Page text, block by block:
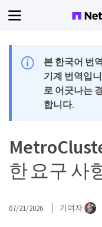
본 한국어 번
기계 번역입
로 어긋나는
합니다.
한 요구 사
07/21/2026 기여자